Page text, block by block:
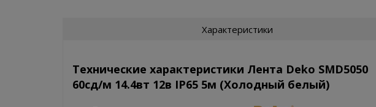
Характеристики
Технические характеристики Лента Deko SMD5050
60сд/м 14.4вт 12в IP65 5м (Холодный белый)